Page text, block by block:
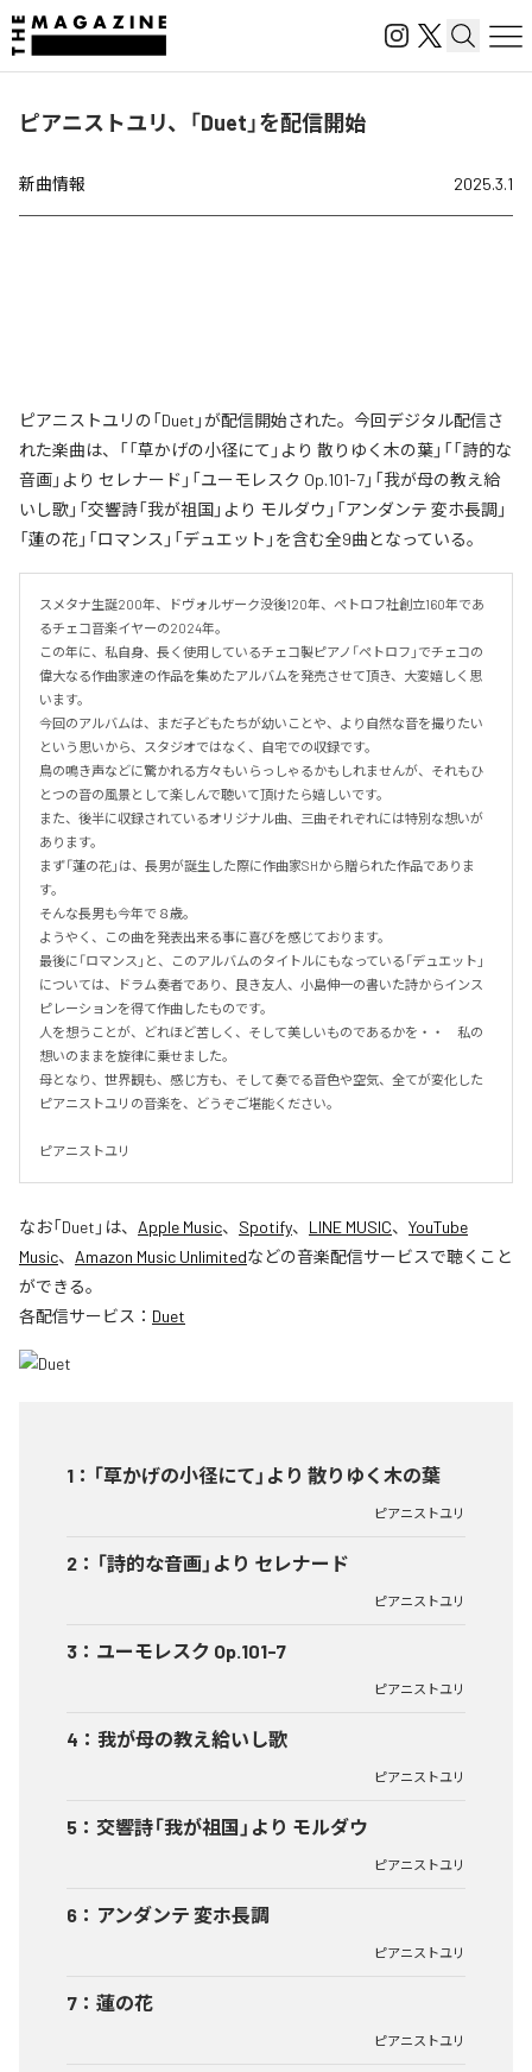
ピアニストユリ、「Duet」を配信開始
新曲情報 2025.3.1
ピアニストユリの「Duet」が配信開始された。今回デジタル配信さ
れた楽曲は、「「草かげの小径にて」より 散りゆく木の葉」「「詩的な
音画」より セレナード」「ユーモレスク Op.101-7」「我が母の教え給
いし歌」「交響詩「我が祖国」より モルダウ」「アンダンテ 変ホ長調」
「蓮の花」「ロマンス」「デュエット」を含む全9曲となっている。
スメタナ生誕200年、ドヴォルザーク没後120年、ペトロフ社創立160年であ
るチェコ音楽イヤーの2024年。
この年に、私自身、長く使用しているチェコ製ピアノ「ペトロフ」でチェコの
偉大なる作曲家達の作品を集めたアルバムを発売させて頂き、大変嬉しく思
います。
今回のアルバムは、まだ子どもたちが幼いことや、より自然な音を撮りたい
という思いから、スタジオではなく、自宅での収録です。
鳥の鳴き声などに驚かれる方々もいらっしゃるかもしれませんが、それもひ
とつの音の風景として楽しんで聴いて頂けたら嬉しいです。
また、後半に収録されているオリジナル曲、三曲それぞれには特別な想いが
あります。
まず「蓮の花」は、長男が誕生した際に作曲家SHから贈られた作品でありま
す。
そんな長男も今年で８歳。
ようやく、この曲を発表出来る事に喜びを感じております。
最後に「ロマンス」と、このアルバムのタイトルにもなっている「デュエット」
については、ドラム奏者であり、良き友人、小島伸一の書いた詩からインス
ピレーションを得て作曲したものです。
人を想うことが、どれほど苦しく、そして美しいものであるかを・・　私の
想いのままを旋律に乗せました。
母となり、世界観も、感じ方も、そして奏でる音色や空気、全てが変化した
ピアニストユリの音楽を、どうぞご堪能ください。
ピアニストユリ
なお「Duet 」は、 Apple Music、 Spotify、 LINE MUSIC、 YouTube
Music、 Amazon Music Unlimitedなどの音楽配信サービスで聴くこと
ができる。
各配信サービス： Duet
1 ： 「草かげの小径にて」より 散りゆく木の葉
ピアニストユリ
2 ： 「詩的な音画」より セレナード
ピアニストユリ
3 ： ユーモレスク Op.101-7
ピアニストユリ
4 ： 我が母の教え給いし歌
ピアニストユリ
5 ： 交響詩「我が祖国」より モルダウ
ピアニストユリ
6 ： アンダンテ 変ホ長調
ピアニストユリ
7 ： 蓮の花
ピアニストユリ